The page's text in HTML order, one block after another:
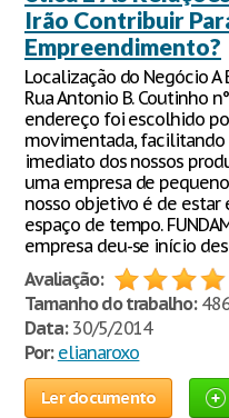
Irão Contribuir
Empreendimento?
Localização do Negócio
Rua Antonio B. Coutinho
endereço foi escolhido
movimentada,
imediato dos nossos
uma empresa de
nosso objetivo é de estar
espaço de tempo.
empresa deu-se início
Avaliação:
Tamanho do trabalho:
Data:30/5/2014
Por: elianaroxo
Ler documento